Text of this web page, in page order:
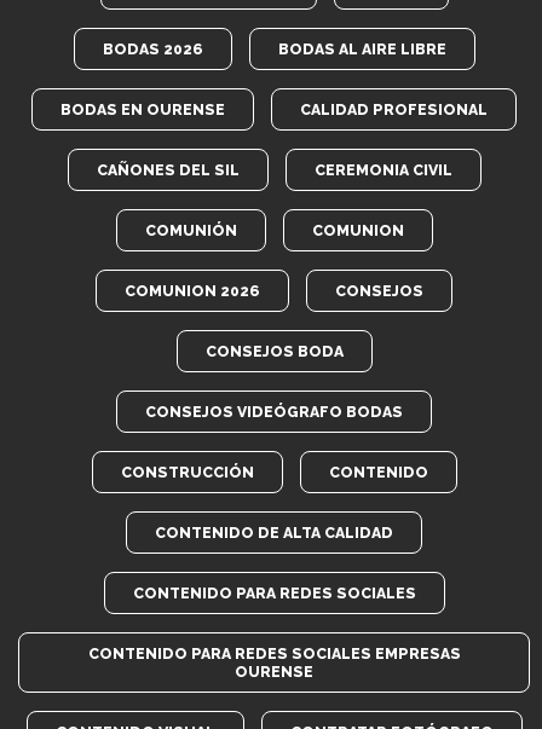
BODAS 2026 BODAS AL AIRE LIBRE
BODAS EN OURENSE CALIDAD PROFESIONAL
CAÑONES DEL SIL CEREMONIA CIVIL
COMUNIÓN COMUNION
COMUNION 2026 CONSEJOS
CONSEJOS BODA
CONSEJOS VIDEÓGRAFO BODAS
CONSTRUCCIÓN CONTENIDO
CONTENIDO DE ALTA CALIDAD
CONTENIDO PARA REDES SOCIALES
CONTENIDO PARA REDES SOCIALES EMPRESAS
OURENSE